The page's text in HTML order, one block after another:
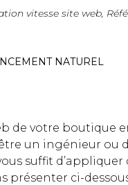
vitesse site web
NATUREL
de votre boutique
un ingénieur ou
suffit
présenter ci-